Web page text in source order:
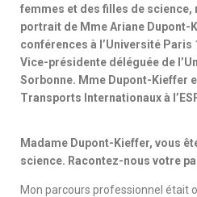
femmes et des filles de science,
portrait de Mme Ariane Dupont-
conférences à l’Université Paris
Vice-présidente déléguée de
Sorbonne. Mme Dupont-Kieffer
Transports Internationaux à
Madame Dupont-Kieffer, vous
science. Racontez-nous votre
Mon parcours professionnel était